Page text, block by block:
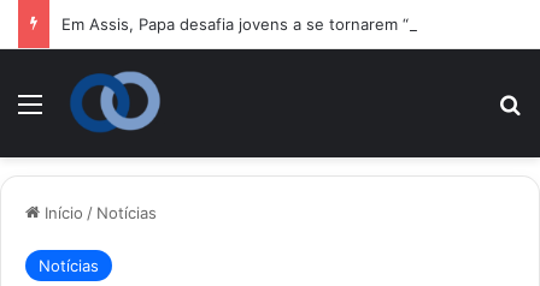
Menu
Início / Notícias
Notícias